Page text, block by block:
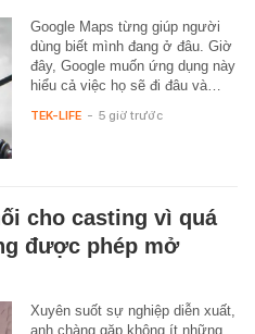
Google Maps từng giúp người
dùng biết mình đang ở đâu. Giờ
đây, Google muốn ứng dụng này
hiểu cả việc họ sẽ đi đâu và…
TEK-LIFE - 5 giờ trước
cho casting vì quá
được phép mở
Xuyên suốt sự nghiệp diễn xuất,
anh chàng gặp không ít những